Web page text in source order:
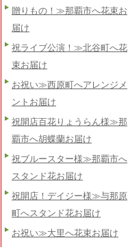
贈りもの！≫那覇市へ花束お
届け
祝ライブ公演！≫北谷町へ花
束お届け
お祝い≫西原町へアレンジメ
ントお届け
祝開店百花りょうらん様≫那
覇市へ胡蝶蘭お届け
祝ブルースター様≫那覇市へ
スタンド花お届け
祝開店！デイジー様≫与那原
町へスタンド花お届け
お祝い≫大里へ花束お届け